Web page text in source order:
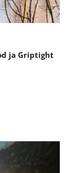
ja Griptight